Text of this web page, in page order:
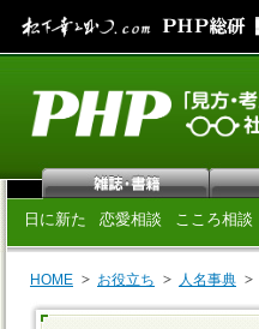
日に新た 恋愛相談 こころ相談
HOME お役立ち 人名事典